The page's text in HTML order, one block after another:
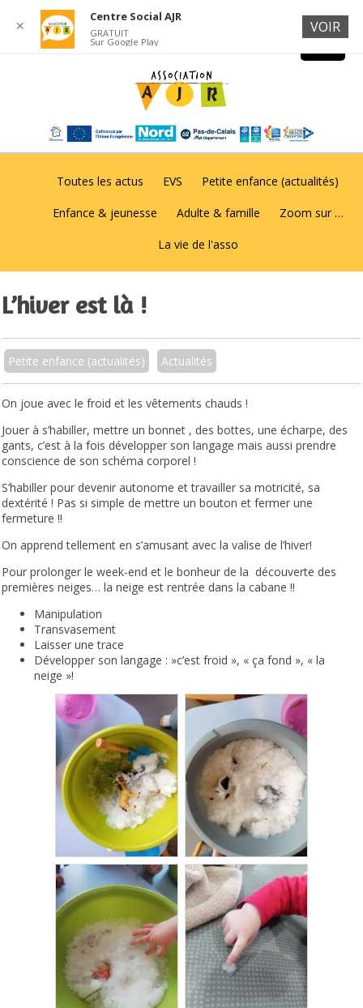
Toutes les actus EVS Petite enfance (actualités)
Enfance & jeunesse Adulte & famille Zoom sur …
La vie de l'asso
L’hiver est là !
Petite enfance (actualités) Actualités
On joue avec le froid et les vêtements chauds !
Jouer à s’habiller, mettre un bonnet , des bottes, une écharpe, des
gants, c’est à la fois développer son langage mais aussi prendre
conscience de son schéma corporel !
S’habiller pour devenir autonome et travailler sa motricité, sa
dextérité ! Pas si simple de mettre un bouton et fermer une
fermeture !!
On apprend tellement en s’amusant avec la valise de l’hiver!
Pour prolonger le week-end et le bonheur de la découverte des
premières neiges… la neige est rentrée dans la cabane !!
Manipulation
Transvasement
Laisser une trace
Développer son langage : »c’est froid », « ça fond », « la
neige »!
✕
Centre Social AJR
GRATUIT
Sur Google Play
VOIR